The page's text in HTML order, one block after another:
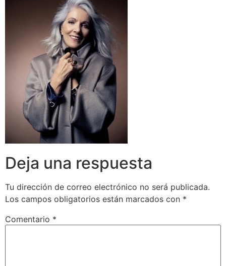
Deja una respuesta
Tu dirección de correo electrónico no será publicada.
Los campos obligatorios están marcados con *
Comentario *